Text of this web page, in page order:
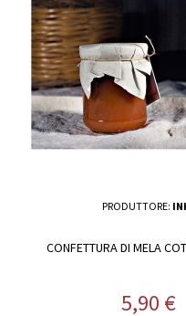
PRODUTTORE:
CONFETTURA DI MELA
Prezzo
5,90 €